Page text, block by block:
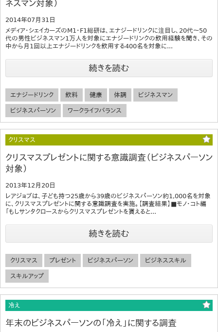
ネスマン対象）
2014年07月31日
メディア・シェイカーズのM1・F1総研は、エナジードリンクに注目し、20代～50
代の男性ビジネスマン1万人を対象にエナジードリンクの飲用経験を聞き、その
中から月1回以上エナジードリンクを飲用する400名を対象に...
続きを読む
エナジードリンク 飲料 健康 体調 ビジネスマン
ビジネスパーソン ワークライフバランス
クリスマス
クリスマスプレゼントに関する意識調査（ビジネスパーソン
対象）
2013年12月20日
レアジョブは、子ども持つ25歳から39歳のビジネスパーソン約1,000名を対象
に、クリスマスプレゼントに関する意識調査を実施。【調査結果】■モノ・コト編
「もしサンタクロースからクリスマスプレゼントを貰えると...
続きを読む
クリスマス プレゼント ビジネスパーソン ビジネススキル
スキルアップ
冷え
年末のビジネスパーソンの「冷え」に関する調査